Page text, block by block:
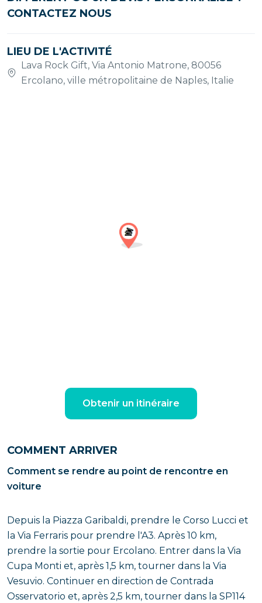
CONTACTEZ NOUS
LIEU DE L'ACTIVITÉ
Lava Rock Gift, Via Antonio Matrone, 80056
Ercolano, ville métropolitaine de Naples, Italie
Obtenir un itinéraire
COMMENT ARRIVER
Comment se rendre au point de rencontre en
voiture
Depuis la Piazza Garibaldi, prendre le Corso Lucci et
la Via Ferraris pour prendre l'A3. Après 10 km,
prendre la sortie pour Ercolano. Entrer dans la Via
Cupa Monti et, après 1,5 km, tourner dans la Via
Vesuvio. Continuer en direction de Contrada
Osservatorio et, après 2,5 km, tourner dans la SP114